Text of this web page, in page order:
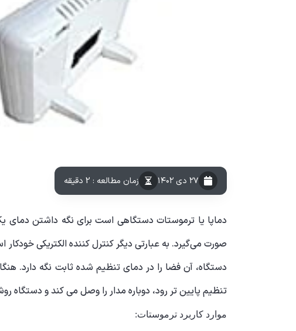
۲۷ دی ۱۴۰۲ زمان مطالعه : 2 دقیقه
دماپا یا ترموستات دستگاهی است برای نگه داشتن دمای
صورت می‌گیرد. به عبارتی دیگر کنترل کننده الکتریکی
تنظیم پایین تر رود، دوباره مدار را وصل می کند و دستگاه روشن می
موارد کاربرد ترموستات: